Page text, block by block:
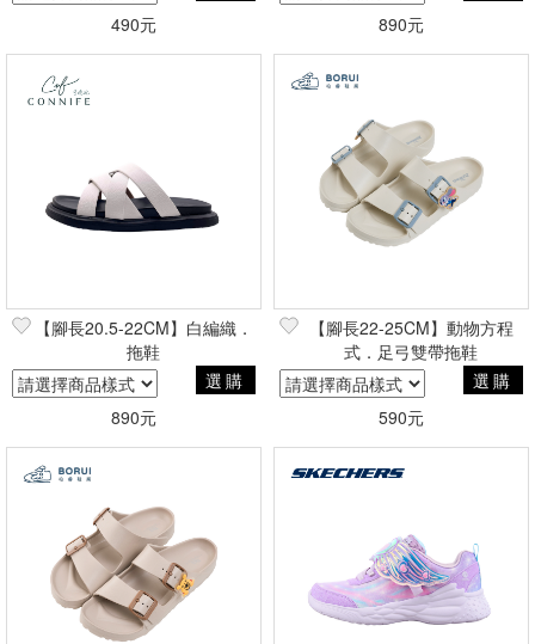
490元
890元
【腳長20.5-22CM】白編織．
拖鞋
選購
890元
【腳長22-25CM】動物方程
式．足弓雙帶拖鞋
選購
590元